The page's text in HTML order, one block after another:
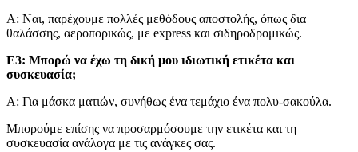
Α: Ναι, παρέχουμε πολλές μεθόδους αποστολής, όπως δια
θαλάσσης, αεροπορικώς, με express και σιδηροδρομικώς.
Ε3: Μπορώ να έχω τη δική μου ιδιωτική ετικέτα και
συσκευασία;
Α: Για μάσκα ματιών, συνήθως ένα τεμάχιο ένα πολυ-σακούλα.
Μπορούμε επίσης να προσαρμόσουμε την ετικέτα και τη
συσκευασία ανάλογα με τις ανάγκες σας.